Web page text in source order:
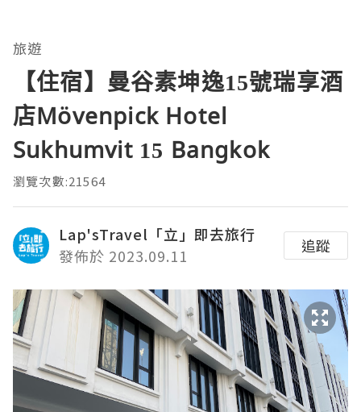
旅遊
【住宿】曼谷素坤逸15號瑞享酒
店Mövenpick Hotel
Sukhumvit 15 Bangkok
瀏覽次數:21564
Lap'sTravel「立」即去旅行
發佈於 2023.09.11
追蹤